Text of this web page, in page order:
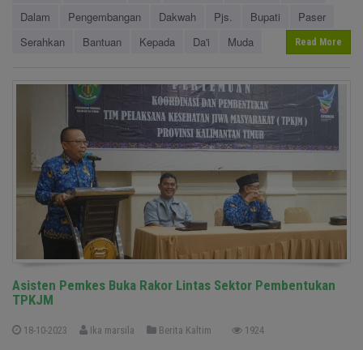
Dalam Pengembangan Dakwah Pjs. Bupati
Paser
Serahkan
Bantuan Kepada Da'i Muda Read More
Asisten Pemkes Buka Rakor Lintas Sektor Pembentukan
TPKJM
18-10-2023 Ika marsila Berita Kaltim 1924